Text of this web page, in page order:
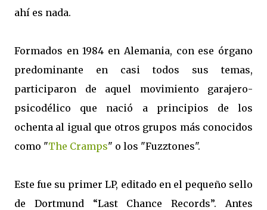
ahí es nada.
Formados en 1984 en Alemania, con ese órgano
predominante en casi todos sus temas,
participaron de aquel movimiento garajero-
psicodélico que nació a principios de los
ochenta al igual que otros grupos más conocidos
como "The Cramps" o los "Fuzztones".
Este fue su primer LP, editado en el pequeño sello
de Dortmund “Last Chance Records”. Antes